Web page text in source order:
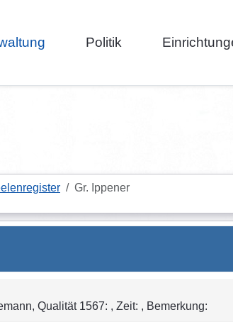
Politik
Gr. Ippener
Qualität 1567: , Zeit: , Bemerkung: